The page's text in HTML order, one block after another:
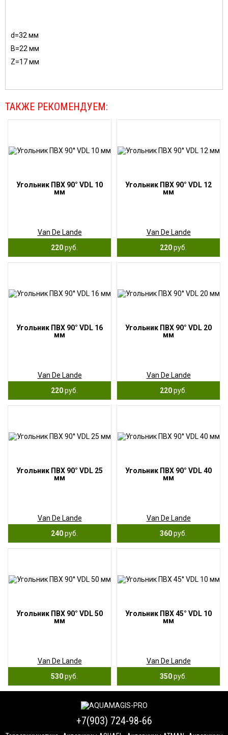
d=32 мм
В=22 мм
Z=17 мм
ТАКЖЕ РЕКОМЕНДУЕМ:
Угольник ПВХ 90° VDL 10
мм
Van De Lande
220руб.
Угольник ПВХ 90° VDL 12
мм
Van De Lande
220руб.
Угольник ПВХ 90° VDL 16
мм
Van De Lande
220руб.
Угольник ПВХ 90° VDL 20
мм
Van De Lande
220руб.
Угольник ПВХ 90° VDL 25
мм
Van De Lande
240руб.
Угольник ПВХ 90° VDL 40
мм
Van De Lande
360руб.
Угольник ПВХ 90° VDL 50
мм
Van De Lande
530руб.
Угольник ПВХ 45° VDL 10
мм
Van De Lande
350руб.
+7(903) 724-98-66